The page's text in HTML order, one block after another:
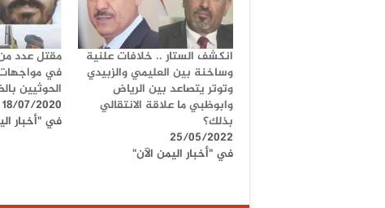
انكشف الستار .. خلافات علنية
وساخنة بين العليمي والزبيدي
وتوتر يتصاعد بين الرياض
وابوظبي ما علاقة الانتقالي
بذلك؟
25/05/2022
في "أخبار اليمن الآن"
مقتل عدد من
في
الحوثيين
18/07/2020
في "أخبار